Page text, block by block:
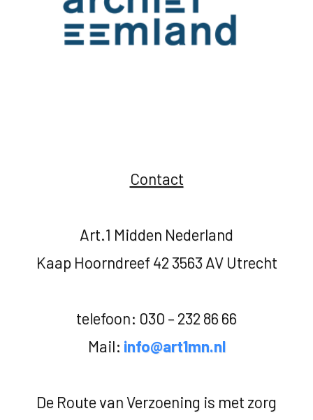
Contact
Art.1 Midden Nederland
Kaap Hoorndreef 42 3563 AV Utrecht
telefoon: 030 – 232 86 66
Mail: info@art1mn.nl
De Route van Verzoening is met zorg